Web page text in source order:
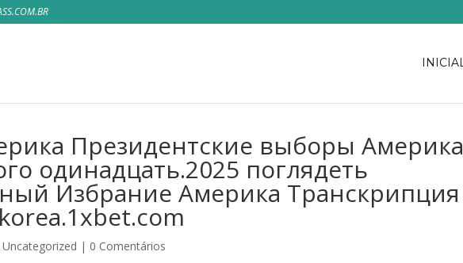
Президентские выборы Америка
одинадцать.2025 поглядеть
Избрание Америка
Uncategorized | 0 Comentários